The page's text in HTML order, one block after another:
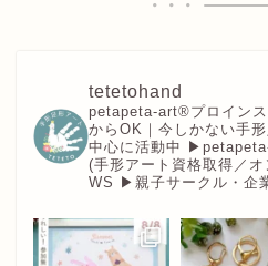
tetetohand
petapeta-art®︎プロインス
からOK｜今しかない手
中心に活動中
(手形アート資格取得／オ
WS ▶︎親子サークル・企